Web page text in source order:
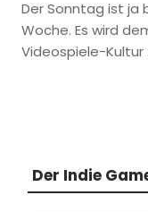
Der Sonntag ist ja
Woche. Es wird
Videospiele-Kultur
Der Indie